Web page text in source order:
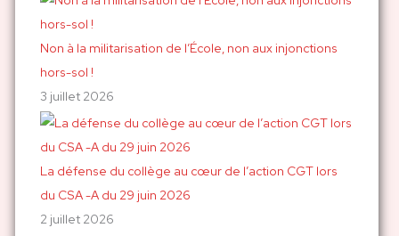
Non à la militarisation de l’École, non aux injonctions
hors-sol !
3 juillet 2026
La défense du collège au cœur de l’action CGT lors
du CSA -A du 29 juin 2026
2 juillet 2026